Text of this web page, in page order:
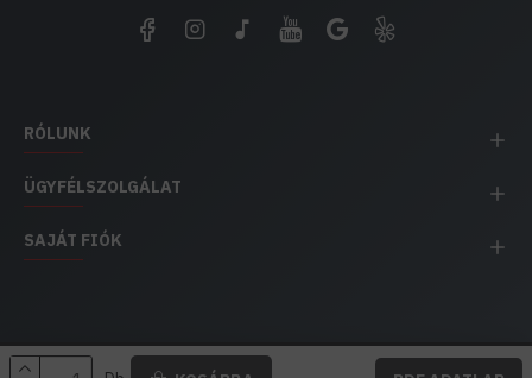
RÓLUNK
ÜGYFÉLSZOLGÁLAT
SAJÁT FIÓK
EH IMPEX / Copyright © 1991-2025 Energia Háza